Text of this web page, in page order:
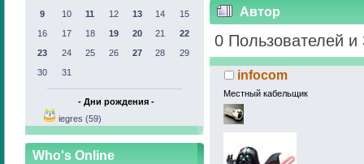
9
10 11 12 13 14
15
16
17 18 19 20 21
22
23
24 25 26 27 28
29
30
31
- Дни рождения -
iegres (59)
Who's Online
Автор
раз)
0 Пользователей и
infocom
Местный кабельщик